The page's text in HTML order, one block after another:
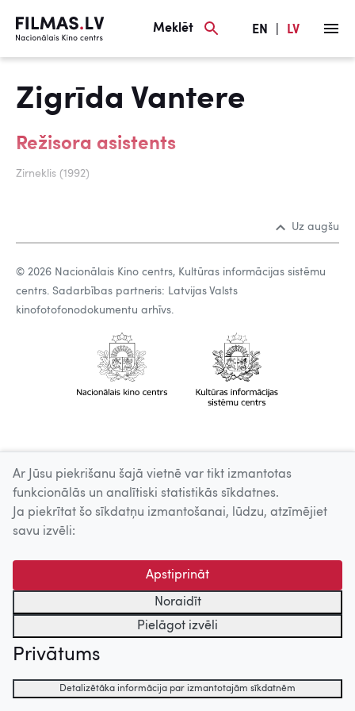
Meklēt EN LV
Zigrīda Vantere
Režisora asistents
Zirneklis (1992)
Uz augšu
© 2026 Nacionālais Kino centrs, Kultūras informācijas sistēmu
centrs. Sadarbības partneris: Latvijas Valsts
kinofotofonodokumentu arhīvs.
Ar Jūsu piekrišanu šajā vietnē var tikt izmantotas
funkcionālās un analītiski statistikās sīkdatnes.
Ja piekrītat šo sīkdatņu izmantošanai, lūdzu, atzīmējiet
savu izvēli:
Apstiprināt
Noraidīt
Pielāgot izvēli
Privātums
Detalizētāka informācija par izmantotajām sīkdatnēm